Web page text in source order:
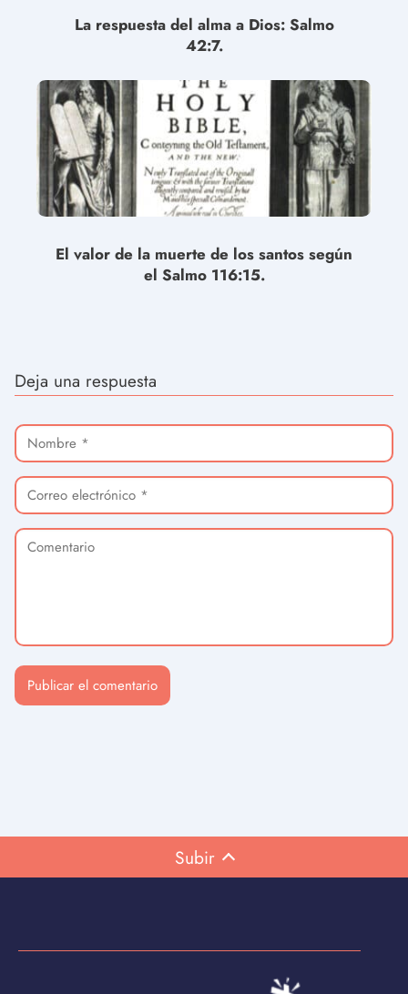
La respuesta del alma a Dios: Salmo
42:7.
El valor de la muerte de los santos según
el Salmo 116:15.
Deja una respuesta
Subir